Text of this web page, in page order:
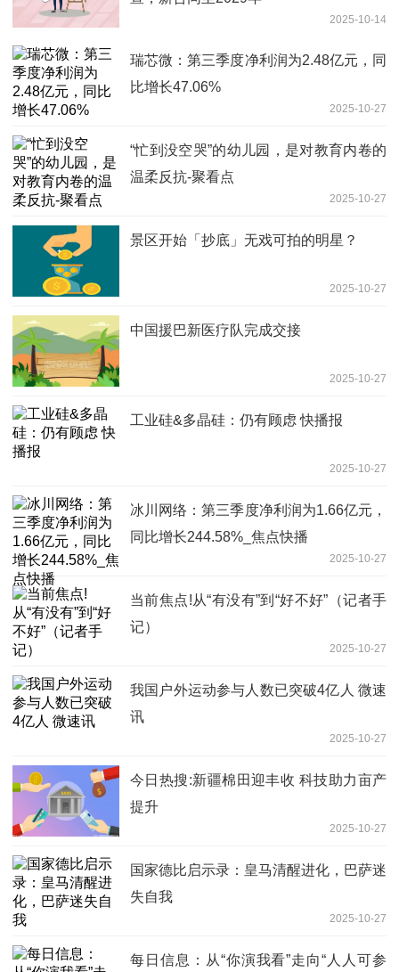
2025-10-14
瑞芯微：第三季度净利润为2.48亿元，同
比增长47.06%
2025-10-27
“忙到没空哭”的幼儿园，是对教育内卷的
温柔反抗-聚看点
2025-10-27
景区开始「抄底」无戏可拍的明星？
2025-10-27
中国援巴新医疗队完成交接
2025-10-27
工业硅&多晶硅：仍有顾虑 快播报
2025-10-27
冰川网络：第三季度净利润为1.66亿元，
同比增长244.58%_焦点快播
2025-10-27
当前焦点!从“有没有”到“好不好”（记者手
记）
2025-10-27
我国户外运动参与人数已突破4亿人 微速
讯
2025-10-27
今日热搜:新疆棉田迎丰收 科技助力亩产
提升
2025-10-27
国家德比启示录：皇马清醒进化，巴萨迷
失自我
2025-10-27
每日信息：从“你演我看”走向“人人可参